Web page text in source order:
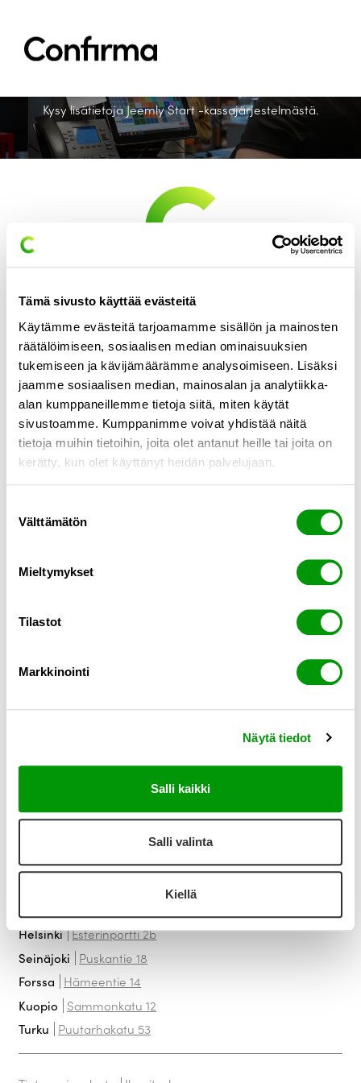
Tämä sivusto käyttää evästeitä
Käytämme evästeitä tarjoamamme sisällön ja mainosten
räätälöimiseen, sosiaalisen median ominaisuuksien
tukemiseen ja kävijämäärämme analysoimiseen. Lisäksi
jaamme sosiaalisen median, mainosalan ja analytiikka-
alan kumppaneillemme tietoja siitä, miten käytät
sivustoamme. Kumppanimme voivat yhdistää näitä
tietoja muihin tietoihin, joita olet antanut heille tai joita on
kerätty, kun olet käyttänyt heidän palvelujaan.
valinta
Välttämätön
Mieltymykset
Tilastot
Markkinointi
Näytä tiedot
Salli kaikki
Salli valinta
Kiellä
Ratkaisut
Toimialat
Ajankohtaista
Tuki
Ota yhteyttä
Jeemly Start -
kassajärjestelmä
Kysy lisätietoja Jeemly Start -kassajärjestelmästä.
Tilaa uutiskirjeemme
Työsähköposti*
markkinointitarkoituksiin. Olen tutustunut tietosuojakäytäntöihin.*
Toimialat
Referenssit
Helsinki Esterinportti 2b
Seinäjoki Puskantie 18
Forssa Hämeentie 14
Kuopio Sammonkatu 12
Turku Puutarhakatu 53
Choose your language: